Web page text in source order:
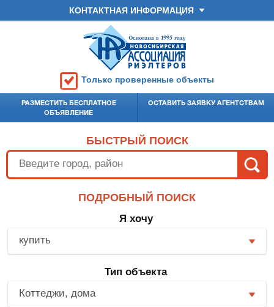
КОНТАКТНАЯ ИНФОРМАЦИЯ
Только проверенные объекты
РАЗМЕСТИТЬ БЕСПЛАТНОЕ
ОБЪЯВЛЕНИЕ
ОСТАВИТЬ ЗАЯВКУ АГЕНТСТВАМ
БЫСТРЫЙ ПОИСК
ПОДРОБНЫЙ ПОИСК
Я хочу
купить
Тип объекта
Коттеджи, дома